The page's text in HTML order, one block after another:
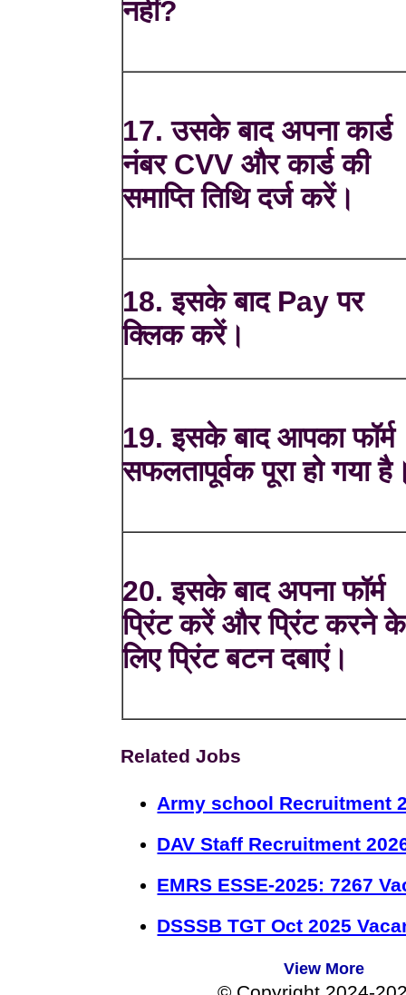
नहीं?
17. उसके बाद अपना कार्ड
नंबर CVV और कार्ड की
समाप्ति तिथि दर्ज करें।
18. इसके बाद Pay पर
क्लिक करें।
19. इसके बाद आपका फॉर्म
सफलतापूर्वक पूरा हो गया
20. इसके बाद अपना फॉर्म
प्रिंट करें और प्रिंट करने के
लिए प्रिंट बटन दबाएं।
Related Jobs
Army school Recruitment
DAV Staff Recruitment
EMRS ESSE-2025: 7267
DSSSB TGT Oct 2025
View More